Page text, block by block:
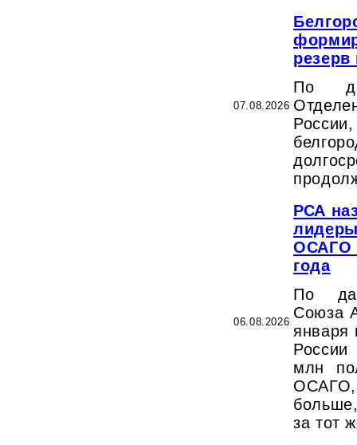
07.08.2026
По
06.08.2026
РСА
ОСАГО
года
По
Союза
января
млн
за тот